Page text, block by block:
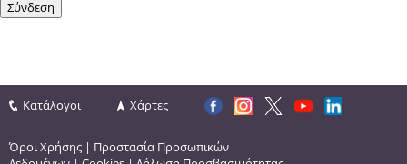
Κατάλογοι Χάρτες
Όροι Χρήσης | Προστασία Προσωπικών